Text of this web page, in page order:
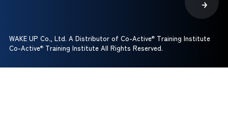
WAKE UP Co., Ltd. A Distributor of Co-Active®Training Institute
Co-Active®Training Institute All Rights Reserved.